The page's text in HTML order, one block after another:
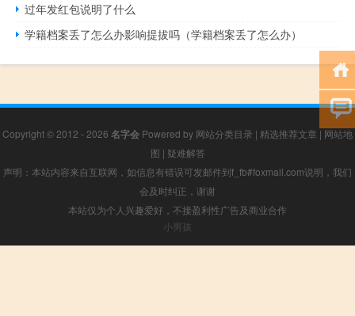
过年发红包说明了什么
学籍档案丢了怎么办影响提拔吗（学籍档案丢了怎么办）
Copyright © 2012 - 2026 名字会 Powered by 网站分类目录 | 精选推荐文章 | 网站地
图 | 疑难解答
声明：本站内容来自互联网，如信息有错误可发邮件到f_fb#foxmail.com说明，我们
会及时纠正，谢谢
本站仅为个人兴趣爱好，不接盈利性广告及商业合作
小男孩